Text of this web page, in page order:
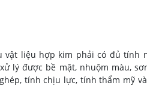
vật liệu hợp kim phải có đủ tính
lý được bề mặt, nhuộm màu,
tính chịu lực, tính thẩm mỹ